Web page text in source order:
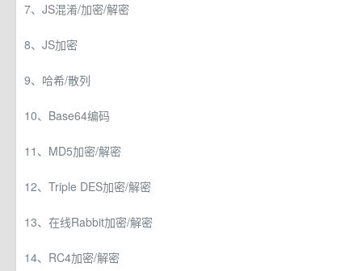
7、JS混淆/加密/解密
8、JS加密
9、哈希/散列
10、Base64编码
11、MD5加密/解密
12、Triple DES加密/解密
13、在线Rabbit加密/解密
14、RC4加密/解密